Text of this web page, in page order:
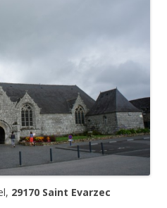
29170 Saint Evarzec